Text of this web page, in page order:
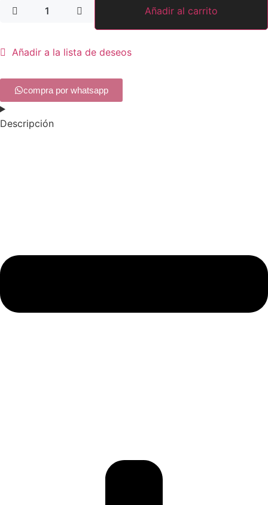
Añadir al carrito
Añadir a la lista de deseos
compra por whatsapp
Descripción